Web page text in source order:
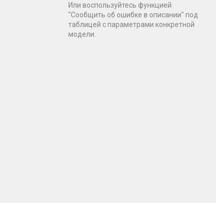
Или воспользуйтесь функцией
"Сообщить об ошибке в описании" под
таблицей с параметрами конкретной
модели.